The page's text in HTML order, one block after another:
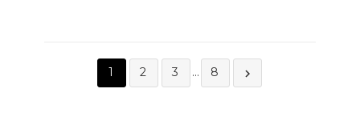
1 2 3 … 8 